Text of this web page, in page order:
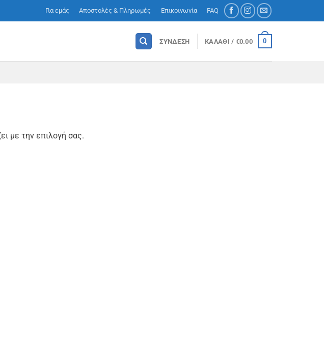
Για εμάς Αποστολές & Πληρωμές Επικοινωνία FAQ
ΣΎΝΔΕΣΗ ΚΑΛΆΘΙ / €0.00 0
με την επιλογή σας.